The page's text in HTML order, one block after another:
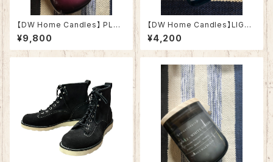
【DW Home Candles】 PLU
M & BORDEAUX FIG 17.7oz
【アロマキャンドル】
¥9,800
【DW Home Candles】LIGH
THOUSE BAY 3.8oz【アロマ
キャンドル】
¥4,200